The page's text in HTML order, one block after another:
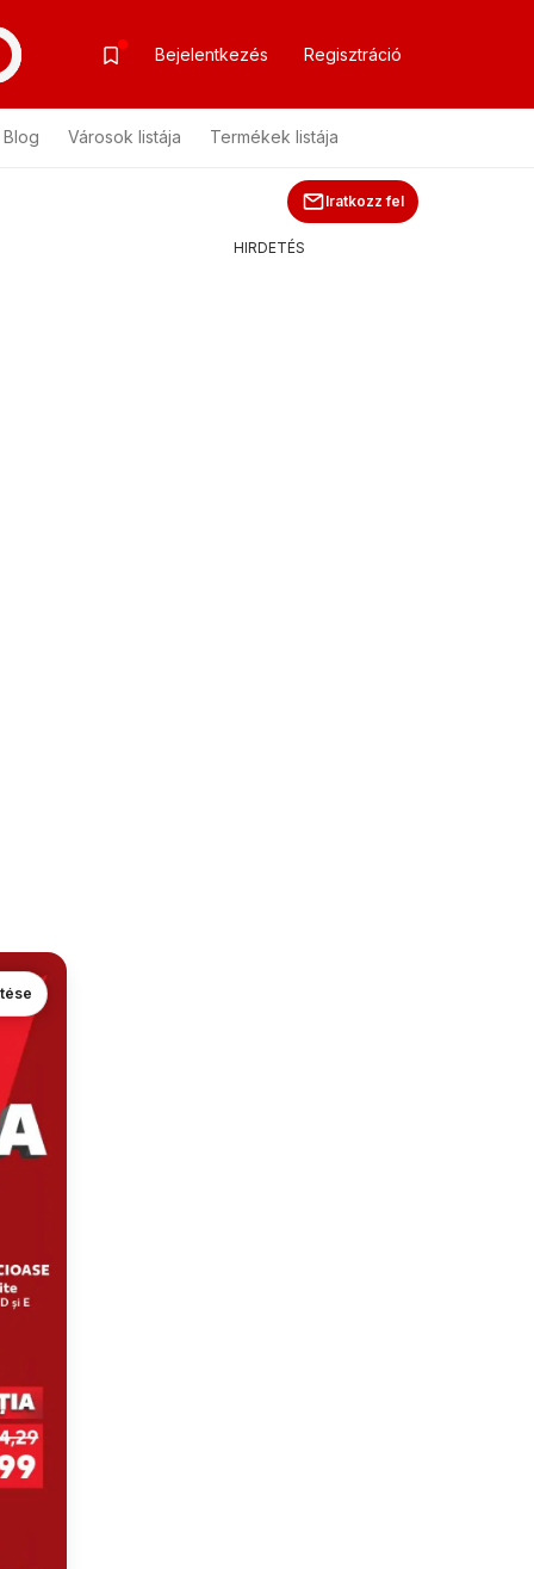
Bejelentkezés Regisztráció
Blog Városok listája Termékek listája
Iratkozz fel
HIRDETÉS